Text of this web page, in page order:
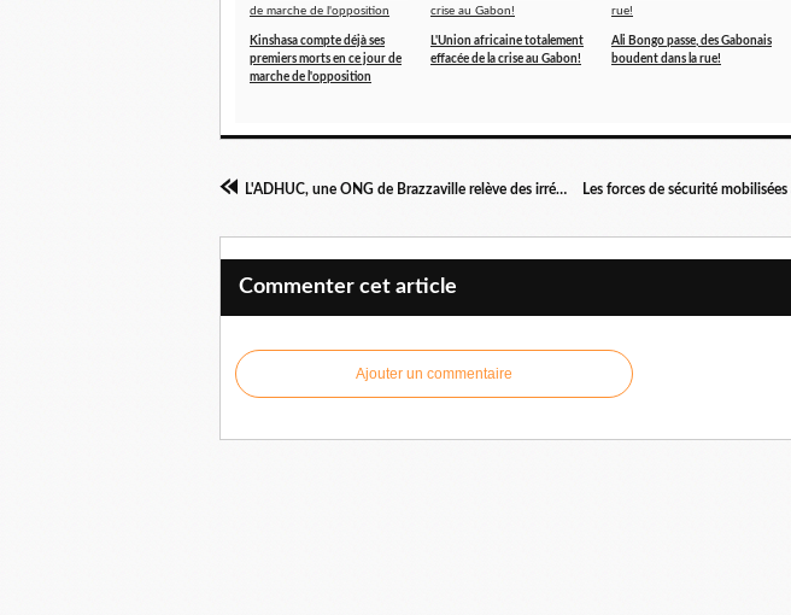
Kinshasa compte déjà ses
premiers morts en ce jour de
marche de l'opposition
L'Union africaine totalement
effacée de la crise au Gabon!
Ali Bongo passe, des Gabonais
boudent dans la rue!
L'ADHUC, une ONG de Brazzaville relève des irrégularités sur l'élection présidentielle
Commenter cet article
Ajouter un commentaire